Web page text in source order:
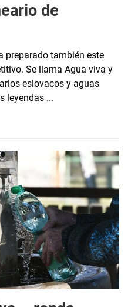
de
preparado también este
Se llama Agua viva y
eslovacos y aguas
leyendas ...